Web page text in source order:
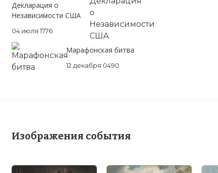
Декларация о
Независимости США
04 июля 1776
Марафонская битва
12 декабря 0490
Изображения события